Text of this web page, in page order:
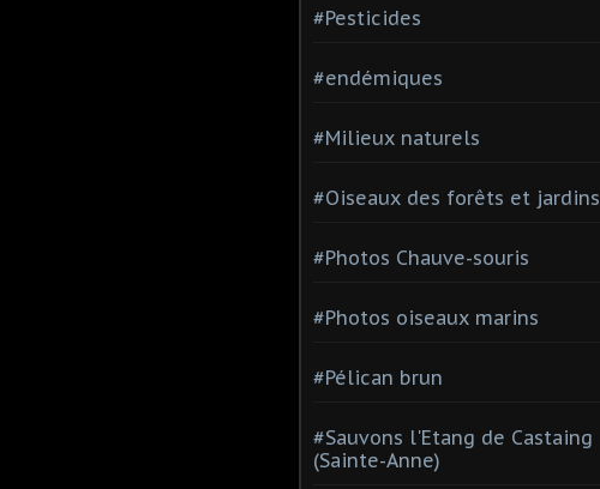
#Pesticides
#endémiques
#Milieux naturels
#Oiseaux des forêts et jardins
#Photos Chauve-souris
#Photos oiseaux marins
#Pélican brun
#Sauvons l'Etang de Castaing
(Sainte-Anne)